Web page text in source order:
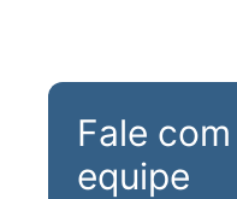
Fale
equipe